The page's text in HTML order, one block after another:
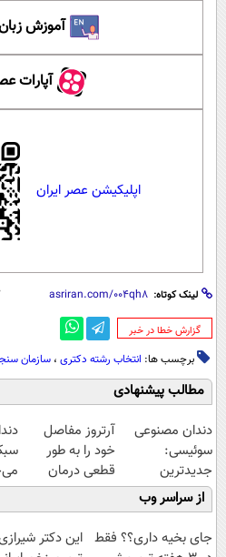
آموزش
آپارات
اپلیکیشن عصر ایران
لینک کوتاه:
‌گزارش خطا در خبر
برچسب ها: انتخاب رشته دکتری ، سازمان
مطالب پیشنهادی
دندان مصنوعی
سوئیسی:
جدیدترین
فناوری اروپا،
سبک و مقاوم |
پرداخت قسطی
آرتروز مفاصل
خود را به طور
قطعی درمان
کنید!
◗پرسش‌نامه◖
هم
از سراسر وب
جای بخیه داری؟؟ فقط این دکتر